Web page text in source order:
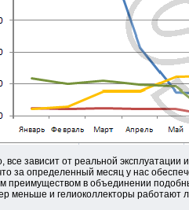
все зависит от реальной
за определенный месяц у нас
преимуществом в объединении
меньше и гелиоколлекторы работают